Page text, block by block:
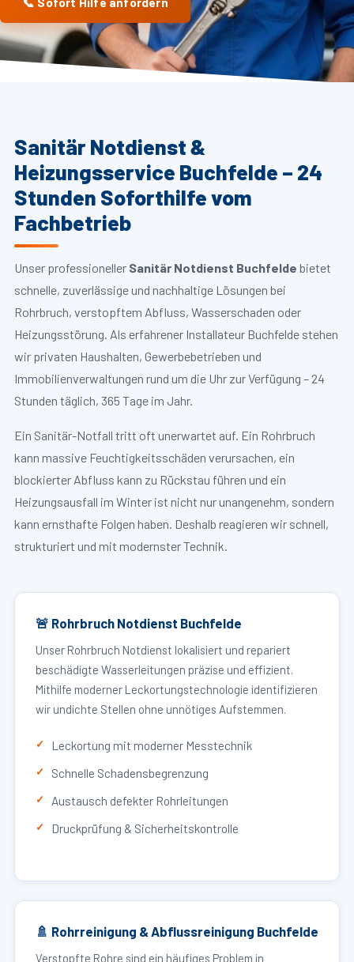
Sanitär Notdienst &
Heizungsservice Buchfelde – 24
Stunden Soforthilfe vom
Fachbetrieb
Unser professioneller Sanitär Notdienst Buchfelde bietet
schnelle, zuverlässige und nachhaltige Lösungen bei
Rohrbruch, verstopftem Abfluss, Wasserschaden oder
Heizungsstörung. Als erfahrener Installateur Buchfelde stehen
wir privaten Haushalten, Gewerbebetrieben und
Immobilienverwaltungen rund um die Uhr zur Verfügung – 24
Stunden täglich, 365 Tage im Jahr.
Ein Sanitär-Notfall tritt oft unerwartet auf. Ein Rohrbruch
kann massive Feuchtigkeitsschäden verursachen, ein
blockierter Abfluss kann zu Rückstau führen und ein
Heizungsausfall im Winter ist nicht nur unangenehm, sondern
kann ernsthafte Folgen haben. Deshalb reagieren wir schnell,
strukturiert und mit modernster Technik.
🚨 Rohrbruch Notdienst Buchfelde
Unser Rohrbruch Notdienst lokalisiert und repariert
beschädigte Wasserleitungen präzise und effizient.
Mithilfe moderner Leckortungstechnologie identifizieren
wir undichte Stellen ohne unnötiges Aufstemmen.
Leckortung mit moderner Messtechnik
Schnelle Schadensbegrenzung
Austausch defekter Rohrleitungen
Druckprüfung & Sicherheitskontrolle
🚿 Rohrreinigung & Abflussreinigung Buchfelde
Verstopfte Rohre sind ein häufiges Problem in